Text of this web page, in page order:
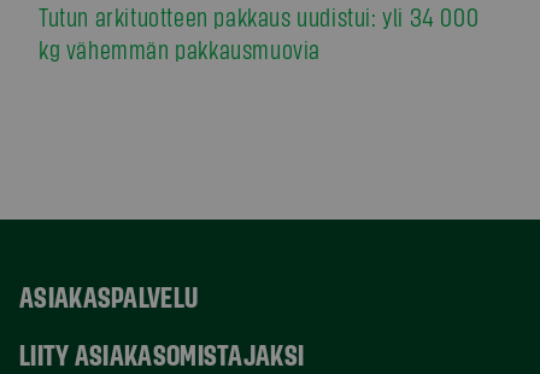
Tutun arkituotteen pakkaus uudistui: yli 34 000
kg vähemmän pakkausmuovia
ASIAKASPALVELU
LIITY ASIAKASOMISTAJAKSI